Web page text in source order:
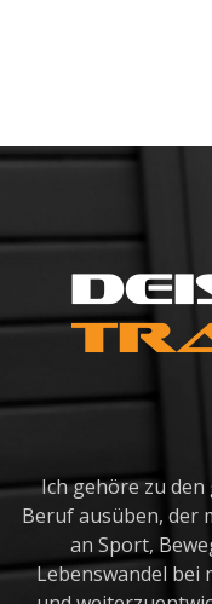
Ich gehöre zu den
Beruf ausüben, der
an Sport,
Lebenswandel bei